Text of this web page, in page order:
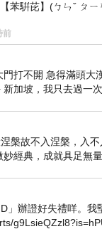
苯騈芘】(ㄅㄣˇ ㄆㄧ
前
打不開 急得滿頭大
加坡，我只去過一
槃故不入涅槃，入
經典，成就具足無
」辦證好失禮咩。我